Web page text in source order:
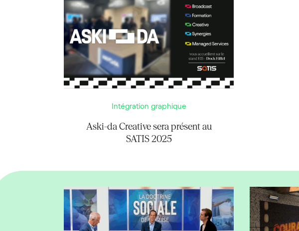
Intégration graphique
Aski-da Creative sera présent au
SATIS 2025